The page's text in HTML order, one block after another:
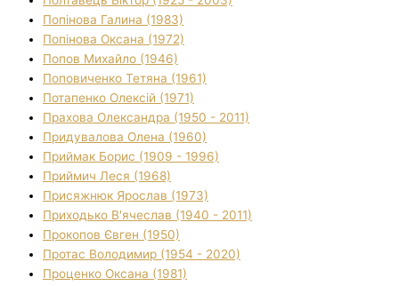
Попінова Галина (1983)
Попінова Оксана (1972)
Попов Михайло (1946)
Поповиченко Тетяна (1961)
Потапенко Олексій (1971)
Прахова Олександра (1950 - 2011)
Придувалова Олена (1960)
Приймак Борис (1909 - 1996)
Приймич Леся (1968)
Присяжнюк Ярослав (1973)
Приходько В'ячеслав (1940 - 2011)
Прокопов Євген (1950)
Протас Володимир (1954 - 2020)
Проценко Оксана (1981)